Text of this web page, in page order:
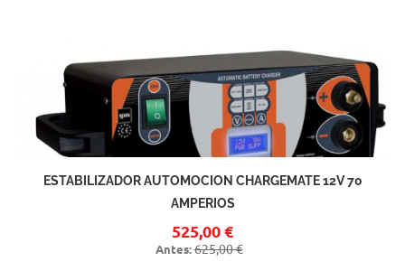
ESTABILIZADOR AUTOMOCION CHARGEMATE 12V 70
AMPERIOS
525,00 €
Antes:625,00 €